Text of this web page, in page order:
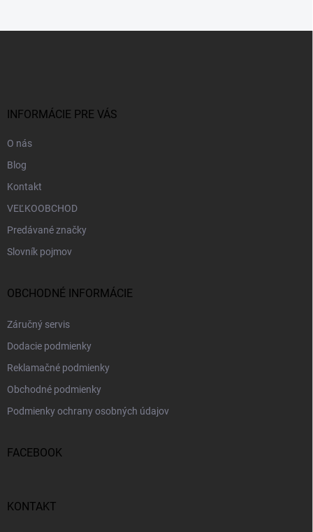
INFORMÁCIE PRE VÁS
O nás
Blog
Kontakt
VEĽKOOBCHOD
Predávané značky
Slovník pojmov
OBCHODNÉ INFORMÁCIE
Záručný servis
Dodacie podmienky
Reklamačné podmienky
Obchodné podmienky
Podmienky ochrany osobných údajov
FACEBOOK
KONTAKT